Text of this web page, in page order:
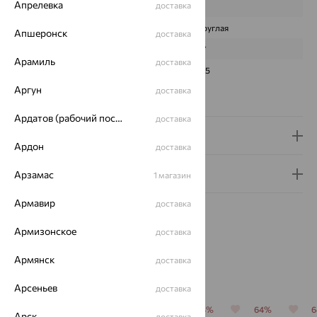
КОЛИЧЕСТВО
Круглая
57
ЧИСТОТА 4/5
Сертификаты на камни
Гарантия и возврат
Похожие изделия
64% 64%
Апрелевка доставка
Апшеронск доставка
Арамиль доставка
Аргун доставка
Ардатов (рабочий поселок) доставка
Ардон доставка
Арзамас 1 магазин
Армавир доставка
Армизонское доставка
Армянск доставка
Арсеньев доставка